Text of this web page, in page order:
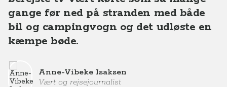
gange før ned på stranden med både
bil og campingvogn og det udløste en
kæmpe bøde.
Anne-Vibeke Isaksen
Vært og rejsejournalist